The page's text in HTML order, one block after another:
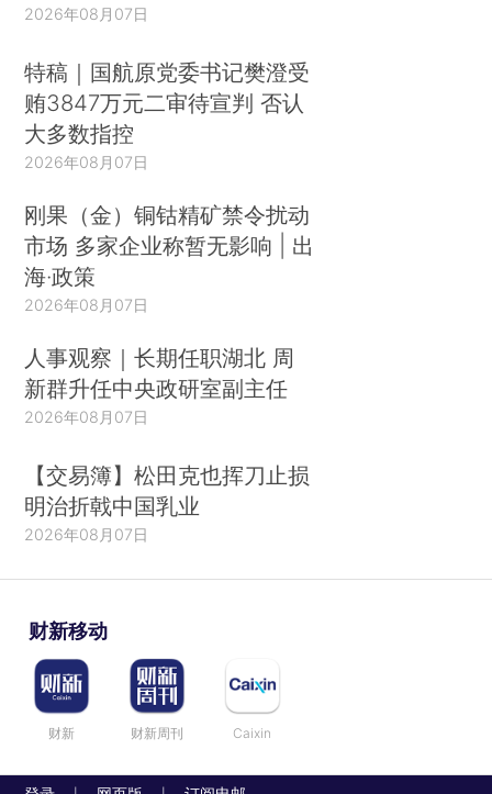
2026年08月07日
特稿｜国航原党委书记樊澄受
贿3847万元二审待宣判 否认
大多数指控
2026年08月07日
刚果（金）铜钴精矿禁令扰动
市场 多家企业称暂无影响 | 出
海·政策
2026年08月07日
人事观察｜长期任职湖北 周
新群升任中央政研室副主任
2026年08月07日
【交易簿】松田克也挥刀止损
明治折戟中国乳业
2026年08月07日
财新移动
财新 财新周刊 Caixin